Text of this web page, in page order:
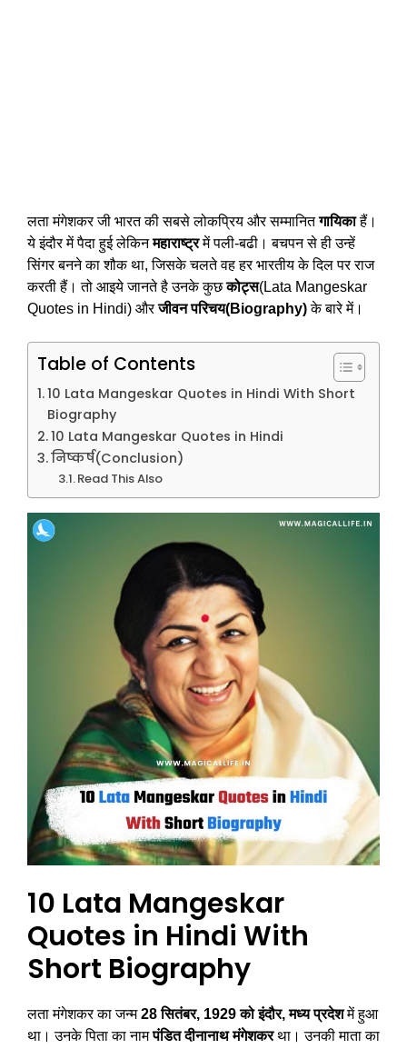
लता मंगेशकर जी भारत की सबसे लोकप्रिय और सम्मानितगायिकाहैं।
ये इंदौर में पैदा हुई लेकिनमहाराष्ट्रमें पली-बढी। बचपन से ही उन्हें
सिंगर बनने का शौक था, जिसके चलते वह हर भारतीय के दिल पर राज
करती हैं। तो आइये जानते है उनके कुछकोट्स(Lata Mangeskar
Quotes in Hindi) औरजीवन परिचय(Biography)के बारे में।
Table of Contents
10 Lata Mangeskar Quotes in Hindi With Short
Biography
10 Lata Mangeskar Quotes in Hindi
निष्कर्ष(Conclusion)
Read This Also
10 Lata Mangeskar
Quotes in Hindi With
Short Biography
लता मंगेशकर का जन्म28 सितंबर, 1929 को इंदौर, मध्य प्रदेशमें हुआ
था। उनके पिता का नामपंडित दीनानाथ मंगेशकरथा। उनकी माता का